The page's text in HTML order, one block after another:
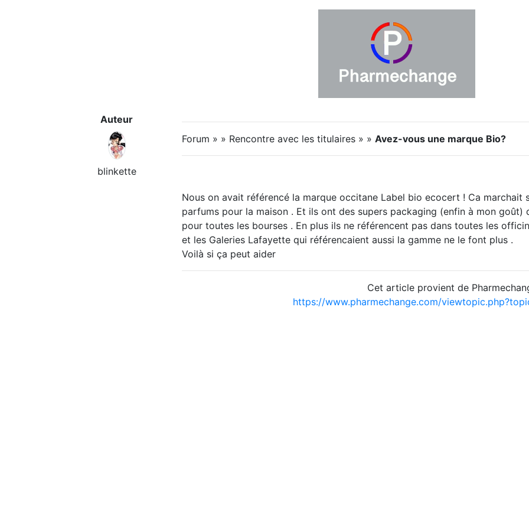
Auteur
blinkette
Forum » » Rencontre avec les titulaires » » Avez-vous une marque Bio?
Nous on avait référencé la marque occitane Label bio ecocert ! Ca marchait
parfums pour la maison . Et ils ont des supers packaging (enfin à mon
pour toutes les bourses . En plus ils ne référencent pas dans toutes les
et les Galeries Lafayette qui référencaient aussi la gamme ne le font plus .
Voilà si ça peut aider
Cet article provient de
https://www.pharmechange.com/